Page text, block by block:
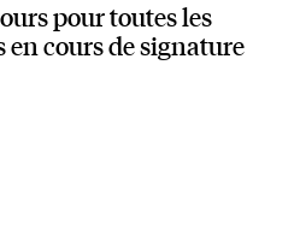
pour toutes les
cours de signature